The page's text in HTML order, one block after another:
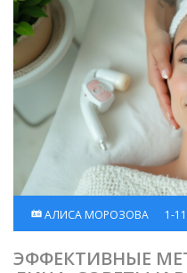
АЛИСА МОРОЗОВА 1-
ЭФФЕКТИВНЫЕ